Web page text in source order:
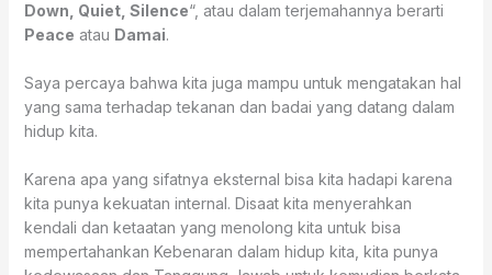
Down, Quiet, Silence“, atau dalam terjemahannya berarti
Peace atau Damai.
Saya percaya bahwa kita juga mampu untuk mengatakan hal
yang sama terhadap tekanan dan badai yang datang dalam
hidup kita.
Karena apa yang sifatnya eksternal bisa kita hadapi karena
kita punya kekuatan internal. Disaat kita menyerahkan
kendali dan ketaatan yang menolong kita untuk bisa
mempertahankan Kebenaran dalam hidup kita, kita punya